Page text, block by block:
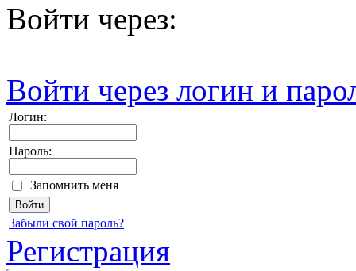
Войти через:
Войти через логин и
Логин:
Пароль:
Запомнить меня
Забыли свой пароль?
Регистрация